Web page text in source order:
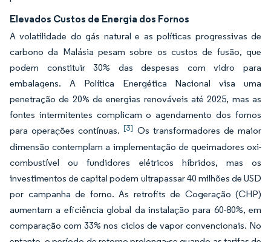
Elevados Custos de Energia dos Fornos
A volatilidade do gás natural e as políticas progressivas de
carbono da Malásia pesam sobre os custos de fusão, que
podem constituir 30% das despesas com vidro para
embalagens. A Política Energética Nacional visa uma
penetração de 20% de energias renováveis até 2025, mas as
fontes intermitentes complicam o agendamento dos fornos
para operações contínuas.[3] Os transformadores de maior
dimensão contemplam a implementação de queimadores oxi-
combustível ou fundidores elétricos híbridos, mas os
investimentos de capital podem ultrapassar 40 milhões de USD
por campanha de forno. As retrofits de Cogeração (CHP)
aumentam a eficiência global da instalação para 60-80%, em
comparação com 33% nos ciclos de vapor convencionais. No